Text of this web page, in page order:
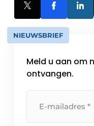
NIEUWSBRIEF
Meld u aan om
ontvangen.